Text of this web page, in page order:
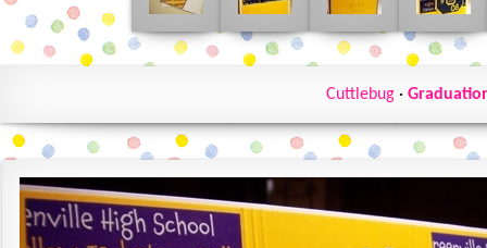
Cuttlebug ·